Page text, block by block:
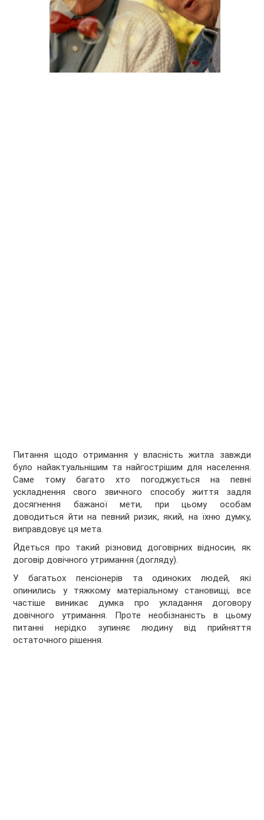
Питання щодо отримання у власність житла завжди
було найактуальнішим та найгострішим для населення.
Саме тому багато хто погоджується на певні
ускладнення свого звичного способу життя задля
досягнення бажаної мети, при цьому особам
доводиться йти на певний ризик, який, на їхню думку,
виправдовує ця мета.
Йдеться про такий різновид договірних відносин, як
договір довічного утримання (догляду).
У багатьох пенсіонерів та одиноких людей, які
опинились у тяжкому матеріальному становищі, все
частіше виникає думка про укладання договору
довічного утримання. Проте необізнаність в цьому
питанні нерідко зупиняє людину від прийняття
остаточного рішення.